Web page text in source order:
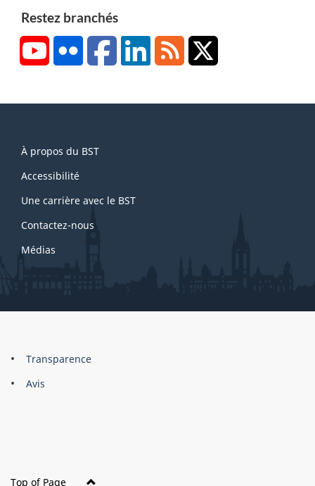
Restez branchés
YouTubeFlickr FacebookLinkedInRSS
this
site
À propos du BST
Accessibilité
Une carrière avec le BST
Contactez-nous
Médias
About
this
Brand
Transparence
Avis
Top of Page